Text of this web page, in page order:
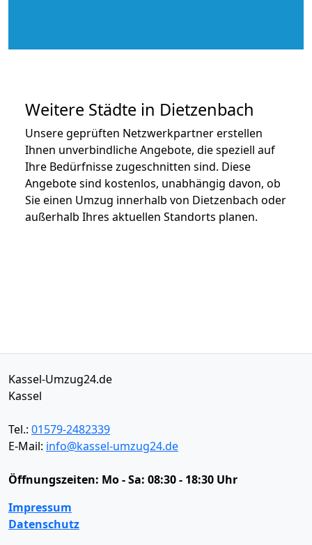
Weitere Städte in Dietzenbach
Unsere geprüften Netzwerkpartner erstellen
Ihnen unverbindliche Angebote, die speziell auf
Ihre Bedürfnisse zugeschnitten sind. Diese
Angebote sind kostenlos, unabhängig davon, ob
Sie einen Umzug innerhalb von Dietzenbach oder
außerhalb Ihres aktuellen Standorts planen.
Kassel-Umzug24.de
Kassel
Tel.: 01579-2482339
E-Mail: info@kassel-umzug24.de
Öffnungszeiten: Mo - Sa: 08:30 - 18:30 Uhr
Impressum
Datenschutz